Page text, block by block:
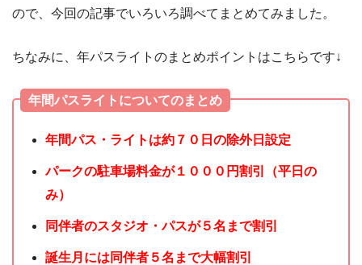
ので、今回の記事でいろいろ調べてまとめてみました。
ちなみに、年パスライトのまとめポイントはこちらです↓
年間パスライトについてのまとめ
年間パス・ライトは約７０日の除外日設定
パークの駐車場料金が１０００円割引（平日の
み）
同伴者のスタジオ・パスが５名まで割引
誕生月には同伴者５名まで大幅割引